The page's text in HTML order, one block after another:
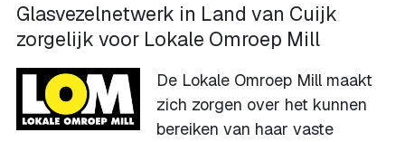
Glasvezelnetwerk in Land van Cuijk
zorgelijk voor Lokale Omroep Mill
De Lokale Omroep Mill maakt
zich zorgen over het kunnen
bereiken van haar vaste